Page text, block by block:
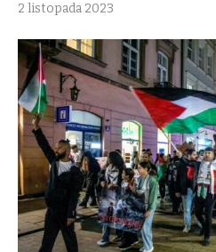
2 listopada 2023